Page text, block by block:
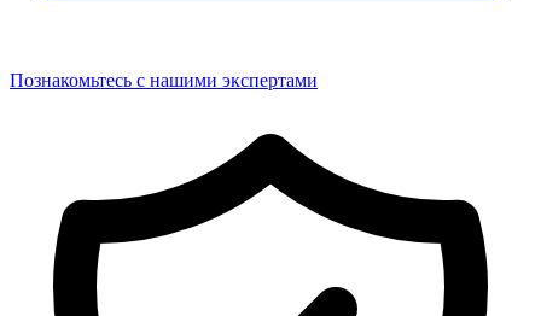
Познакомьтесь с нашими экспертами